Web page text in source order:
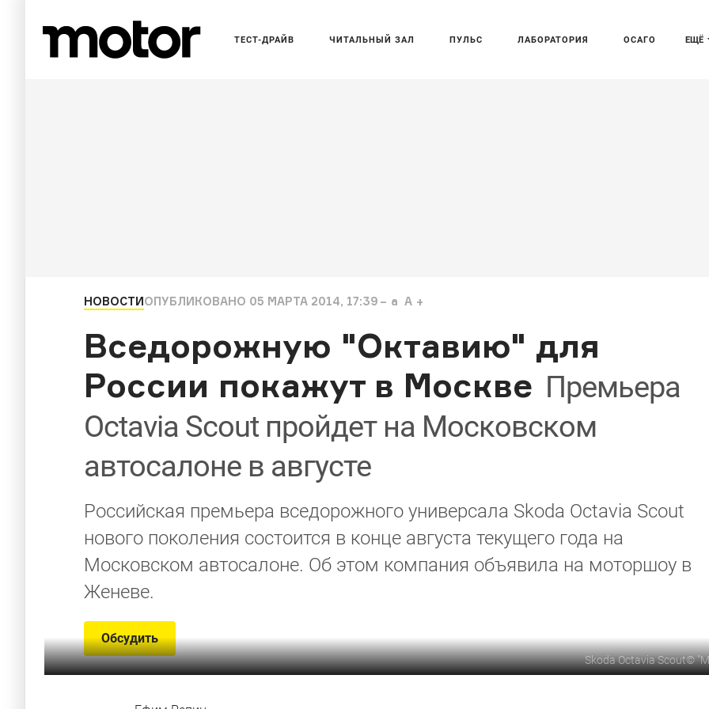
ЕЩЁ
ТЕСТ-ДРАЙВ ЧИТАЛЬНЫЙ ЗАЛ ПУЛЬС ЛАБОРАТОРИЯ ОСАГО
НОВОСТИОПУБЛИКОВАНО 05 МАРТА 2014, 17:39 a A
Вседорожную "Октавию" для
России покажут в Москве Премьера
Octavia Scout пройдет на Московском
автосалоне в августе
Российская премьера вседорожного универсала Skoda Octavia Scout
нового поколения состоится в конце августа текущего года на
Московском автосалоне. Об этом компания объявила на моторшоу в
Женеве.
Обсудить
Skoda Octavia Scout©